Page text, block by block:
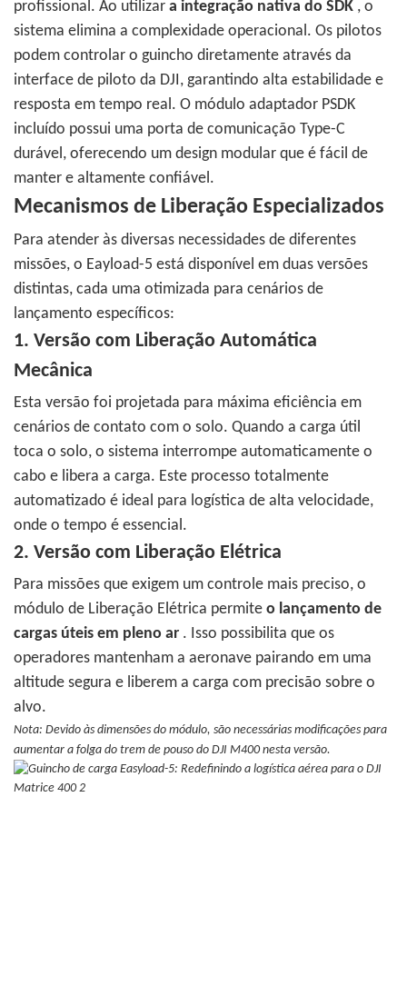
profissional. Ao utilizar a integração nativa do SDK , o
sistema elimina a complexidade operacional. Os pilotos
podem controlar o guincho diretamente através da
interface de piloto da DJI, garantindo alta estabilidade e
resposta em tempo real. O módulo adaptador PSDK
incluído possui uma porta de comunicação Type-C
durável, oferecendo um design modular que é fácil de
manter e altamente confiável.
Mecanismos de Liberação Especializados
Para atender às diversas necessidades de diferentes
missões, o Eayload-5 está disponível em duas versões
distintas, cada uma otimizada para cenários de
lançamento específicos:
1. Versão com Liberação Automática
Mecânica
Esta versão foi projetada para máxima eficiência em
cenários de contato com o solo. Quando a carga útil
toca o solo, o sistema interrompe automaticamente o
cabo e libera a carga. Este processo totalmente
automatizado é ideal para logística de alta velocidade,
onde o tempo é essencial.
2. Versão com Liberação Elétrica
Para missões que exigem um controle mais preciso, o
módulo de Liberação Elétrica permite o lançamento de
cargas úteis em pleno ar . Isso possibilita que os
operadores mantenham a aeronave pairando em uma
altitude segura e liberem a carga com precisão sobre o
alvo.
Nota: Devido às dimensões do módulo, são necessárias modificações para
aumentar a folga do trem de pouso do DJI M400 nesta versão.